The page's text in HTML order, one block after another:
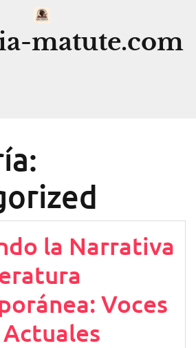
matute.com
la Narrativa
Voces
Actuales